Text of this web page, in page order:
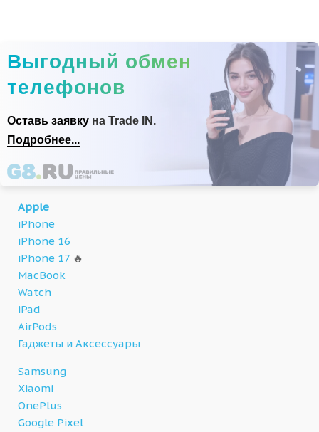
Выгодный обмен
телефонов
Оставь заявку на Trade IN.
Подробнее...
Apple
iPhone
iPhone 16
iPhone 17 🔥
MacBook
Watch
iPad
AirPods
Гаджеты и Аксессуары
Samsung
Xiaomi
OnePlus
Google Pixel